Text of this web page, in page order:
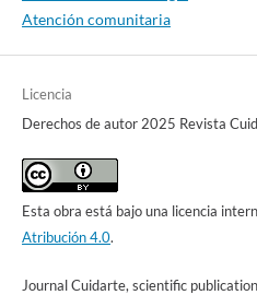
Atención comunitaria
Licencia
Derechos de autor 2025 Revista
Esta obra está bajo una licencia
Atribución 4.0.
Journal Cuidarte, scientific